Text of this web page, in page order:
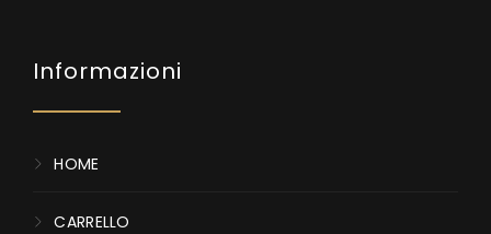
Informazioni
HOME
CARRELLO